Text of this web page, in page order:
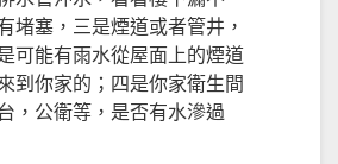
堵塞，三是煙道或者管井，
可能有雨水從屋面上的煙道
到你家的；四是你家衛生間
，公衛等，是否有水滲過